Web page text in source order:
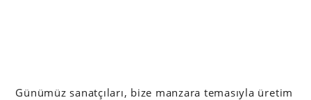
Günümüz sanatçıları, bize manzara temasıyla üretim